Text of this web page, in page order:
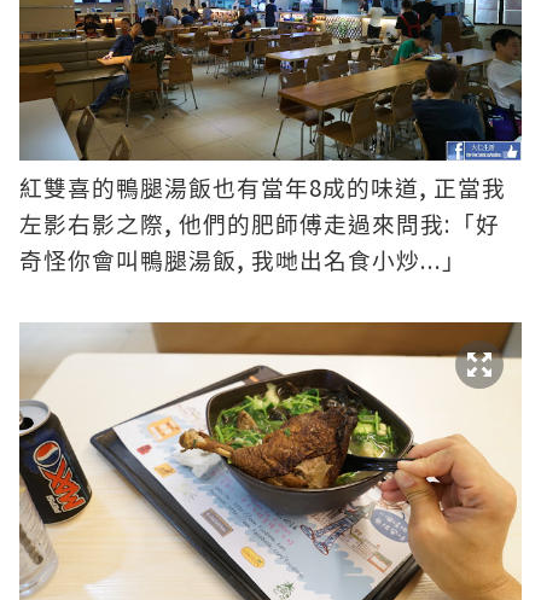
紅雙喜的鴨腿湯飯也有當年8成的味道, 正當我
左影右影之際, 他們的肥師傅走過來問我: 「好
奇怪你會叫鴨腿湯飯, 我哋出名食小炒... 」